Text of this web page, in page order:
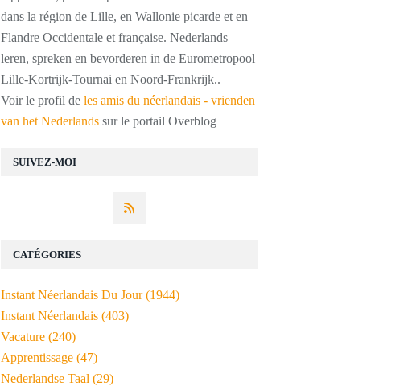
SUIVEZ-MOI
dans la région de Lille, en Wallonie picarde et en
Flandre Occidentale et française. Nederlands
leren, spreken en bevorderen in de Eurometropool
Lille-Kortrijk-Tournai en Noord-Frankrijk..
Voir le profil de les amis du néerlandais - vrienden
van het Nederlands sur le portail Overblog
CATÉGORIES
Instant Néerlandais Du Jour(1944)
Instant Néerlandais (403)
Vacature (240)
Apprentissage (47)
Nederlandse Taal (29)